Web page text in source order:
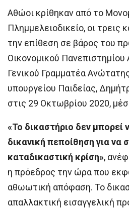
Αθώοι κρίθηκαν από το
Πλημμελειοδικείο, οι τρεις
την επίθεση σε βάρος του
Οικονομικού Πανεπιστημίου
Γενικού Γραμματέα
υπουργείου Παιδείας,
στις 29 Οκτωβρίου 2020,
«Το δικαστήριο δεν μπορεί
δικανική πεποίθηση για να
καταδικαστική κρίση»,
η πρόεδρος την ώρα που
αθωωτική απόφαση. Το
απαλλακτική εισαγγελική